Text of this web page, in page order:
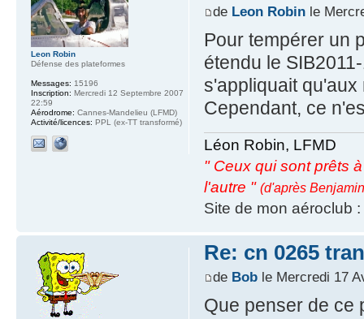
de Leon Robinle
Pour tempérer un
étendu le
s'appliquait qu'aux
Cependant, ce
Léon Robin, LFMD
" Ceux qui sont prêts
l'autre " (d'après
Site de mon aéroclub :
Leon Robin
Défense des plateformes
Messages: 15196
Inscription: Mercredi 12 Septembre 2007
22:59
Aérodrome: Cannes-Mandelieu (LFMD)
Activité/licences: PPL (ex-TT transformé)
Re: cn 0265
de Boble Mercredi 17
Que penser de ce